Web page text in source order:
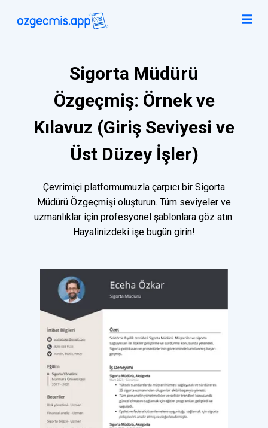
Sigorta Müdürü
Özgeçmiş: Örnek ve
Kılavuz (Giriş Seviyesi ve
Üst Düzey İşler)
Çevrimiçi platformumuzla çarpıcı bir Sigorta
Müdürü Özgeçmişi oluşturun. Tüm seviyeler ve
uzmanlıklar için profesyonel şablonlara göz atın.
Hayalinizdeki işe bugün girin!